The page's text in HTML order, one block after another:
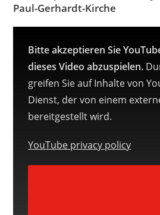
Paul-Gerhardt-Kirche
Bitte akzeptieren Sie
dieses Video abzuspielen.
greifen Sie auf Inhalte von
Dienst, der von einem
bereitgestellt wird.
YouTube privacy policy